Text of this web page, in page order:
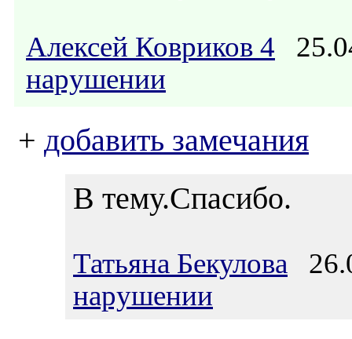
Алексей Ковриков 4
нарушении
+ добавить замечания
В тему.Спасибо.
Татьяна Бекулова
нарушении